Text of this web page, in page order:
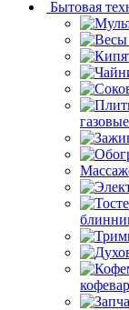
Бытовая
газовые